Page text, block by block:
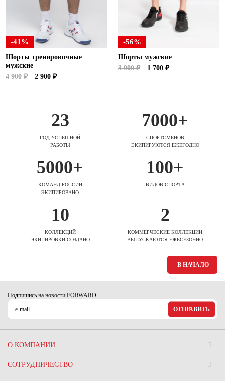
-41%
Шорты тренировочные
мужские
4 900 ₽
2 900 ₽
-56%
Шорты мужские
3 900 ₽
1 700 ₽
23
ГОД УСПЕШНОЙ
РАБОТЫ
7000+
СПОРТСМЕНОВ
ЭКИПИРУЮТСЯ ЕЖЕГОДНО
5000+
КОМАНД РОССИИ
ЭКИПИРОВАНО
100+
ВИДОВ СПОРТА
10
КОЛЛЕКЦИЙ
ЭКИПИРОВКИ СОЗДАНО
2
КОММЕРЧЕСКИЕ КОЛЛЕКЦИИ
ВЫПУСКАЮТСЯ ЕЖЕСЕЗОННО
В НАЧАЛО
Подпишись на новости FORWARD
ОТПРАВИТЬ
О КОМПАНИИ
СОТРУДНИЧЕСТВО